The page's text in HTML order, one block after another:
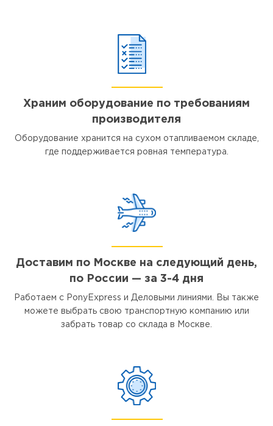
Храним оборудование по требованиям
производителя
Оборудование хранится на сухом отапливаемом складе,
где поддерживается ровная температура.
Доставим по Москве на следующий день,
по России — за 3-4 дня
Работаем с PonyExpress и Деловыми линиями. Вы также
можете выбрать свою транспортную компанию или
забрать товар со склада в Москве.